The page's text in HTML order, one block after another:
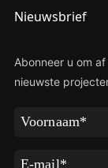
Nieuwsbrief
Abonneer u om
nieuwste
Voornaam
E-